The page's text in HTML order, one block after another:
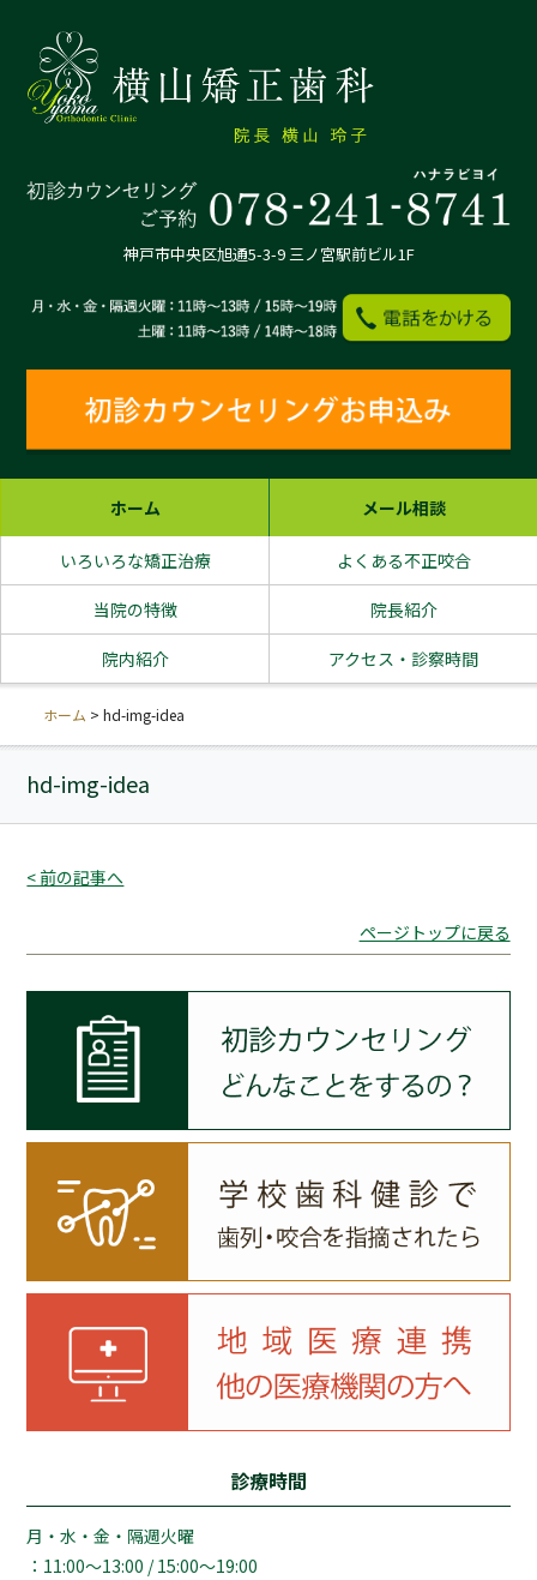
神戸市中央区旭通5-3-9 三ノ宮駅前ビル1F
ホーム メール相談
いろいろな矯正治療 よくある不正咬合
当院の特徴 院長紹介
院内紹介 アクセス・診察時間
ホーム > hd-img-idea
hd-img-idea
< 前の記事へ
ページトップに戻る
診療時間
月・水・金・隔週火曜
：11:00～13:00 / 15:00～19:00